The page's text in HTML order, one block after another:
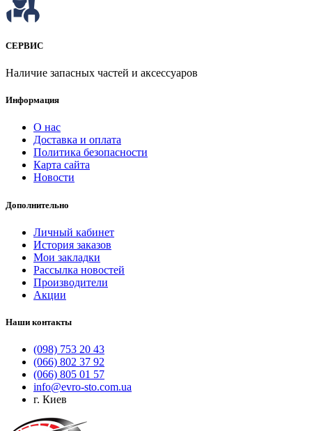
СЕРВИС
Наличие запасных частей и аксессуаров
Информация
О нас
Доставка и оплата
Политика безопасности
Карта сайта
Новости
Дополнительно
Личный кабинет
История заказов
Мои закладки
Рассылка новостей
Производители
Акции
Наши контакты
(098) 753 20 43
(066) 802 37 92
(066) 805 01 57
info@evro-sto.com.ua
г. Киев